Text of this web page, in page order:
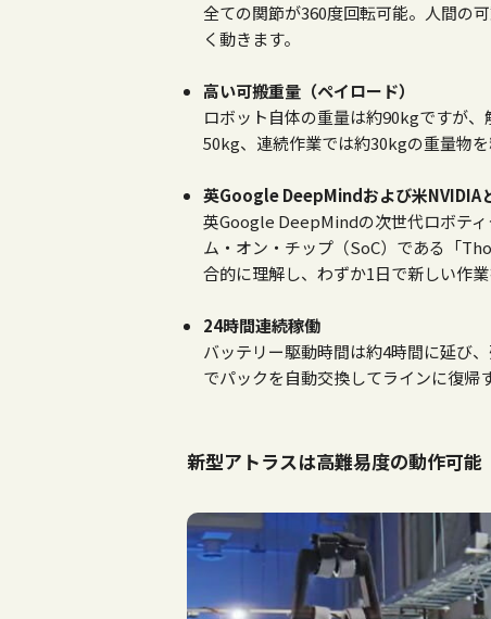
全ての関節が360度回転可能。人間の
く動きます。
高い可搬重量（ペイロード）
ロボット自体の重量は約90kgですが、
50kg、連続作業では約30kgの重量物
英Google DeepMindおよび米NVIDIA
英Google DeepMindの次世代ロボテ
ム・オン・チップ（SoC）である「
合的に理解し、わずか1日で新しい作
24時間連続稼働
バッテリー駆動時間は約4時間に延び
でパックを自動交換してラインに復帰
新型アトラスは高難易度の動作可能